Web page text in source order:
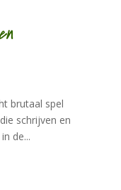
brutaal spel
schrijven en
de...